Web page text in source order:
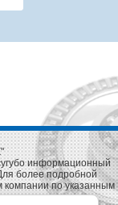
информационный
более подробной
по указанным